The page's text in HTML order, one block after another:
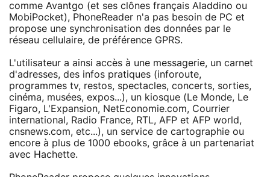
comme Avantgo (et ses clônes français Aladdino ou
MobiPocket), PhoneReader n'a pas besoin de PC et
propose une synchronisation des données par le
réseau cellulaire, de préférence GPRS.
L'utilisateur a ainsi accès à une messagerie, un carnet
d'adresses, des infos pratiques (inforoute,
programmes tv, restos, spectacles, concerts, sorties,
cinéma, musées, expos...), un kiosque (Le Monde, Le
Figaro, L'Expansion, NetEconomie.com, Courrier
international, Radio France, RTL, AFP et AFP world,
cnsnews.com, etc...), un service de cartographie ou
encore à plus de 1000 ebooks, grâce à un partenariat
avec Hachette.